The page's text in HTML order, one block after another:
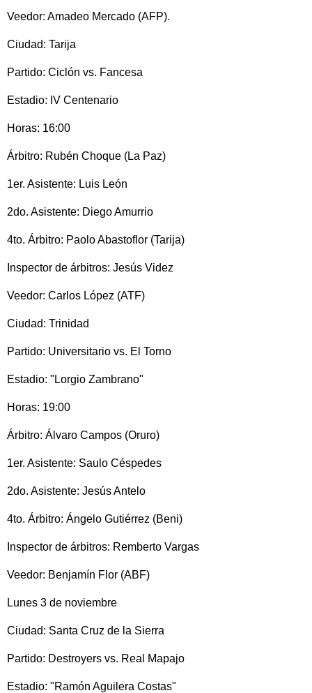
Veedor: Amadeo Mercado (AFP).
Ciudad: Tarija
Partido: Ciclón vs. Fancesa
Estadio: IV Centenario
Horas: 16:00
Árbitro: Rubén Choque (La Paz)
1er. Asistente: Luis León
2do. Asistente: Diego Amurrio
4to. Árbitro: Paolo Abastoflor (Tarija)
Inspector de árbitros: Jesús Videz
Veedor: Carlos López (ATF)
Ciudad: Trinidad
Partido: Universitario vs. El Torno
Estadio: "Lorgio Zambrano"
Horas: 19:00
Árbitro: Álvaro Campos (Oruro)
1er. Asistente: Saulo Céspedes
2do. Asistente: Jesús Antelo
4to. Árbitro: Ángelo Gutiérrez (Beni)
Inspector de árbitros: Remberto Vargas
Veedor: Benjamín Flor (ABF)
Lunes 3 de noviembre
Ciudad: Santa Cruz de la Sierra
Partido: Destroyers vs. Real Mapajo
Estadio: "Ramón Aguilera Costas"